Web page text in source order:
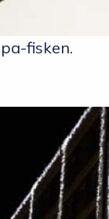
fisken.